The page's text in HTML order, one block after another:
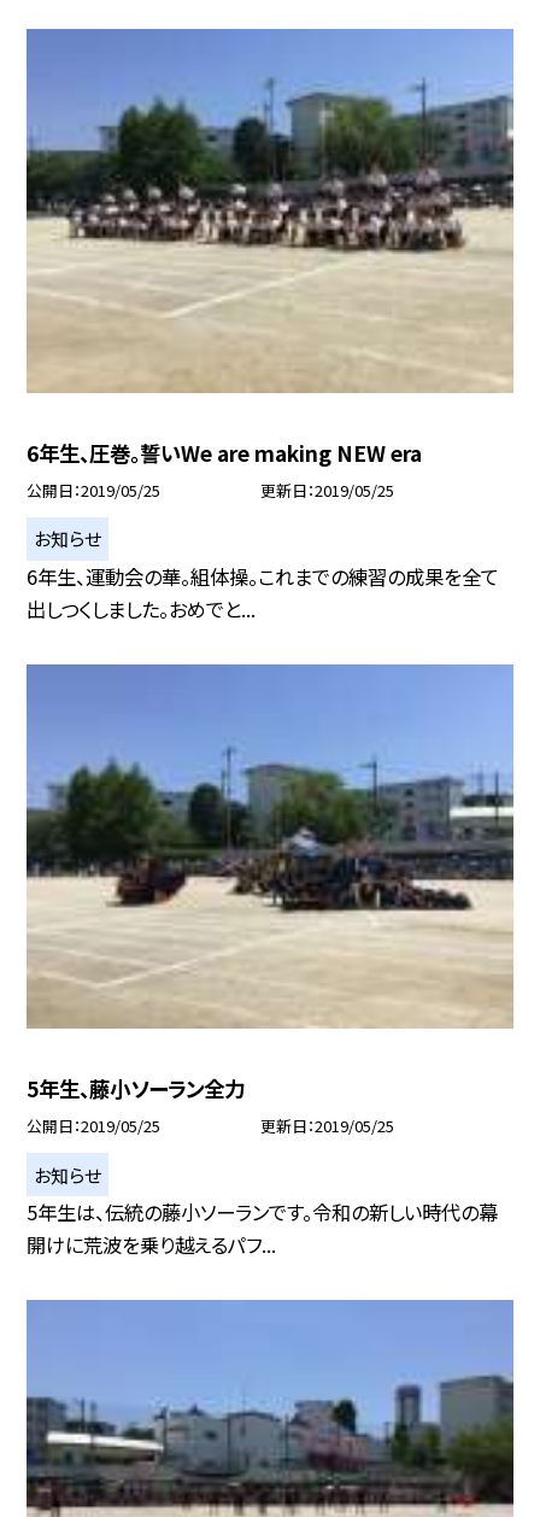
6年生、圧巻。誓いWe are making NEW era
公開日 2019/05/25 更新日 2019/05/25
お知らせ
6年生、運動会の華。組体操。これまでの練習の成果を全て
出しつくしました。おめでと...
5年生、藤小ソーラン全力
公開日 2019/05/25 更新日 2019/05/25
お知らせ
5年生は、伝統の藤小ソーランです。令和の新しい時代の幕
開けに荒波を乗り越えるパフ...